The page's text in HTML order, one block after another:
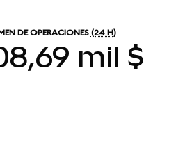
DE OPERACIONES (24 H)
mil $